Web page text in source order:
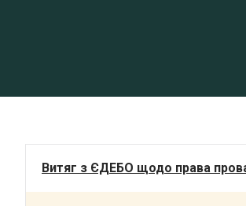
Витяг з ЄДЕБО щодо права